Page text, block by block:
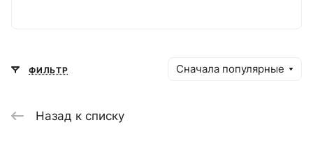
ФИЛЬТР Сначала популярные
Назад к списку